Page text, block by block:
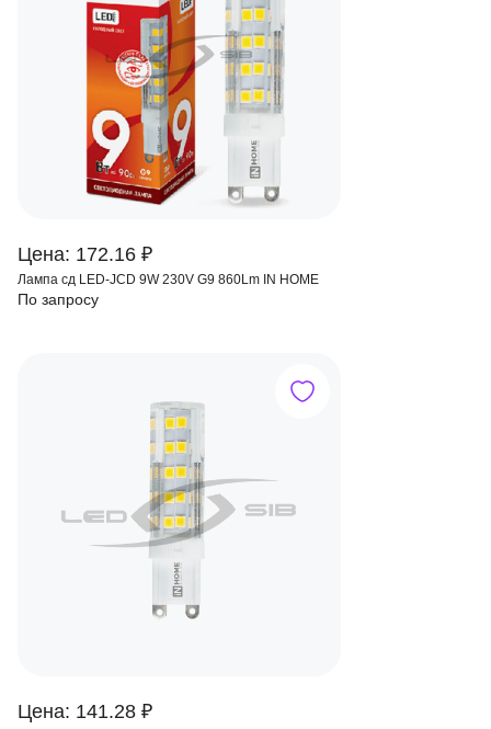
Цена: 172.16 ₽
Лампа сд LED-JCD 9W 230V G9 860Lm IN HOME
По запросу
Цена: 141.28 ₽